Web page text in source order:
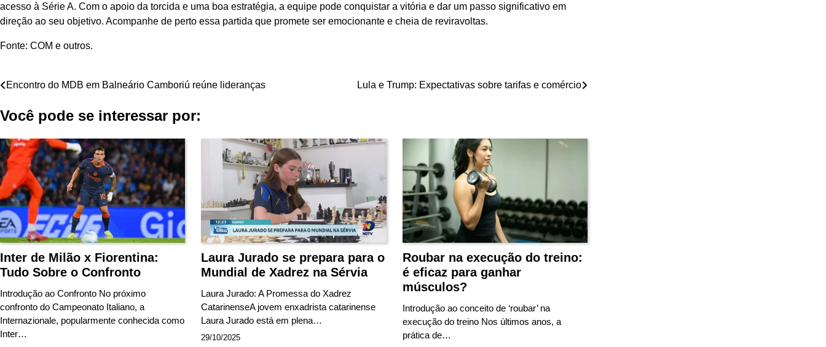
acesso à Série A. Com o apoio da torcida e uma boa estratégia, a equipe pode conquistar a vitória e dar um passo significativo em
direção ao seu objetivo. Acompanhe de perto essa partida que promete ser emocionante e cheia de reviravoltas.
Fonte: COM e outros.
Navegação
de
Encontro do MDB em Balneário Camboriú reúne lideranças Lula e Trump: Expectativas sobre tarifas e comércio
Você pode se interessar por:
Inter de Milão x Fiorentina:
Tudo Sobre o Confronto
Introdução ao Confronto No próximo
confronto do Campeonato Italiano, a
Internazionale, popularmente conhecida como
Inter…
Laura Jurado se prepara para o
Mundial de Xadrez na Sérvia
Laura Jurado: A Promessa do Xadrez
CatarinenseA jovem enxadrista catarinense
Laura Jurado está em plena…
29/10/2025
Roubar na execução do treino:
é eficaz para ganhar
músculos?
Introdução ao conceito de ‘roubar’ na
execução do treino Nos últimos anos, a
prática de…